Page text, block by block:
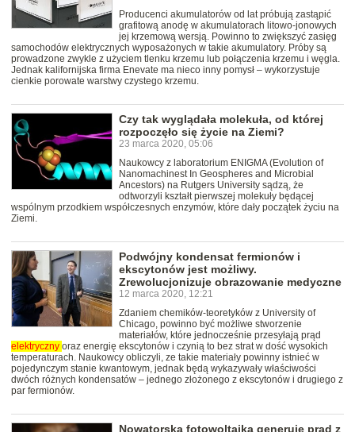
Producenci akumulatorów od lat próbują zastąpić
grafitową anodę w akumulatorach litowo-jonowych
jej krzemową wersją. Powinno to zwiększyć zasięg
samochodów elektrycznych wyposażonych w takie akumulatory. Próby są
prowadzone zwykle z użyciem tlenku krzemu lub połączenia krzemu i węgla.
Jednak kalifornijska firma Enevate ma nieco inny pomysł – wykorzystuje
cienkie porowate warstwy czystego krzemu.
Czy tak wyglądała molekuła, od której
rozpoczęło się życie na Ziemi?
23 marca 2020, 05:06
Naukowcy z laboratorium ENIGMA (Evolution of
Nanomachinest In Geospheres and Microbial
Ancestors) na Rutgers University sądzą, że
odtworzyli kształt pierwszej molekuły będącej
wspólnym przodkiem współczesnych enzymów, które dały początek życiu na
Ziemi.
Podwójny kondensat fermionów i
ekscytonów jest możliwy.
Zrewolucjonizuje obrazowanie medyczne
12 marca 2020, 12:21
Zdaniem chemików-teoretyków z University of
Chicago, powinno być możliwe stworzenie
materiałów, które jednocześnie przesyłają prąd
elektryczny oraz energię ekscytonów i czynią to bez strat w dość wysokich
temperaturach. Naukowcy obliczyli, ze takie materiały powinny istnieć w
pojedynczym stanie kwantowym, jednak będą wykazywały właściwości
dwóch różnych kondensatów – jednego złożonego z ekscytonów i drugiego z
par fermionów.
Nowatorska fotowoltaika generuje prąd z